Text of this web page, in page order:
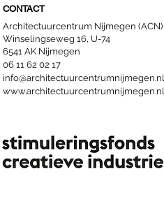
CONTACT
Architectuurcentrum Nijmegen (ACN)
Winselingseweg 16, U-74
6541 AK Nijmegen
06 11 62 02 17
info@architectuurcentrumnijmegen.nl
www.architectuurcentrumnijmegen.nl